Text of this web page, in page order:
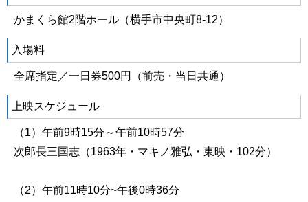
かまくら館2階ホール（横手市中央町8-12）
入場料
全席指定／一日券500円（前売・当日共通）
上映スケジュール
（1）午前9時15分～午前10時57分
次郎長三国志（1963年・マキノ雅弘・東映・102分）
（2）午前11時10分~午後0時36分